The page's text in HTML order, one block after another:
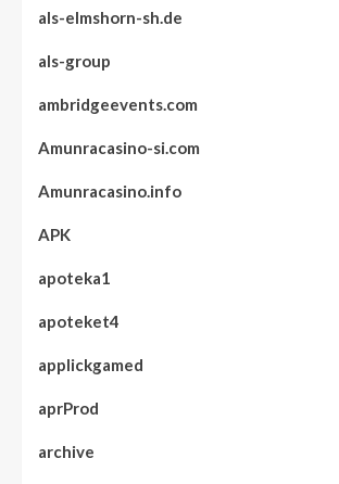
als-elmshorn-sh.de
als-group
ambridgeevents.com
Amunracasino-si.com
Amunracasino.info
APK
apoteka1
apoteket4
applickgamed
aprProd
archive